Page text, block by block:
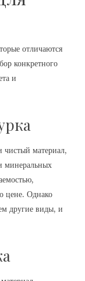
отличаются
конкретного
и
чистый материал,
минеральных
цене. Однако
другие виды, и